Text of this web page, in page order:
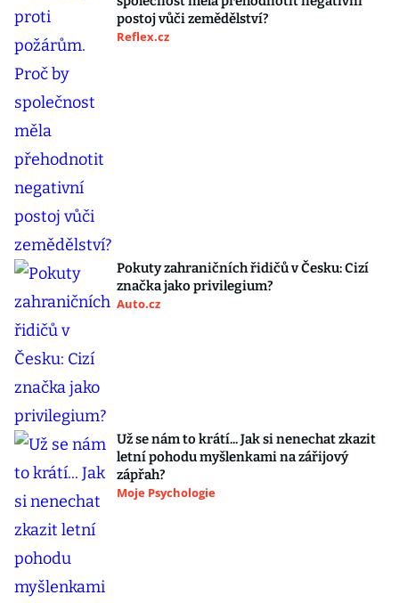
společnost měla přehodnotit negativní
postoj vůči zemědělství?
Reflex.cz
Pokuty zahraničních řidičů v Česku: Cizí
značka jako privilegium?
Auto.cz
Už se nám to krátí... Jak si nenechat zkazit
letní pohodu myšlenkami na zářijový
zápřah?
Moje Psychologie